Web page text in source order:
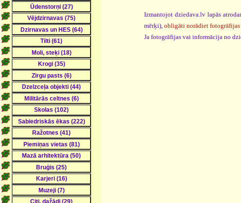
Izmantojot dziedava.lv lapās
mērķi), obligāti norādiet fotogrāfijas
Ja fotogrāfijas vai informācija no